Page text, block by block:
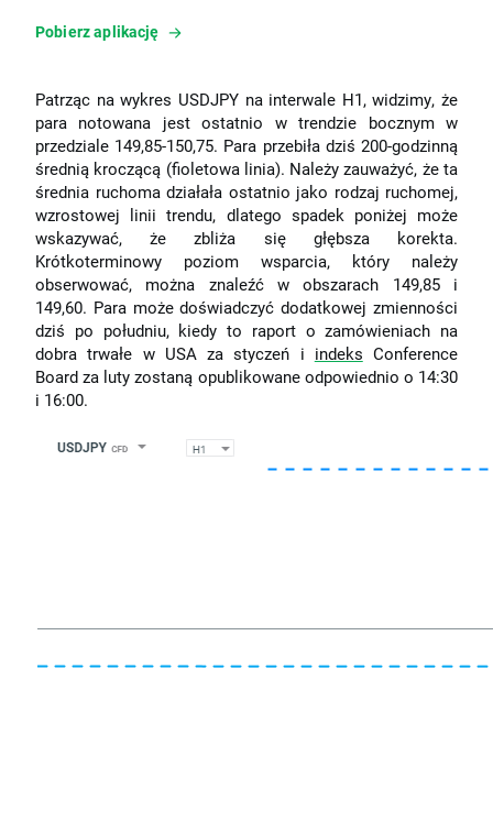
Pobierz aplikację
Patrząc na wykres USDJPY na interwale H1, widzimy, że
para notowana jest ostatnio w trendzie bocznym w
przedziale 149,85-150,75. Para przebiła dziś 200-godzinną
średnią kroczącą (fioletowa linia). Należy zauważyć, że ta
średnia ruchoma działała ostatnio jako rodzaj ruchomej,
wzrostowej linii trendu, dlatego spadek poniżej może
wskazywać, że zbliża się głębsza korekta.
Krótkoterminowy poziom wsparcia, który należy
obserwować, można znaleźć w obszarach 149,85 i
149,60. Para może doświadczyć dodatkowej zmienności
dziś po południu, kiedy to raport o zamówieniach na
dobra trwałe w USA za styczeń i indeks Conference
Board za luty zostaną opublikowane odpowiednio o 14:30
i 16:00.